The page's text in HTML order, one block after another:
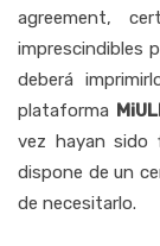
agreement,
imprescindibles
deberá
plataforma
vez hayan sido
dispone de un
de necesitarlo.